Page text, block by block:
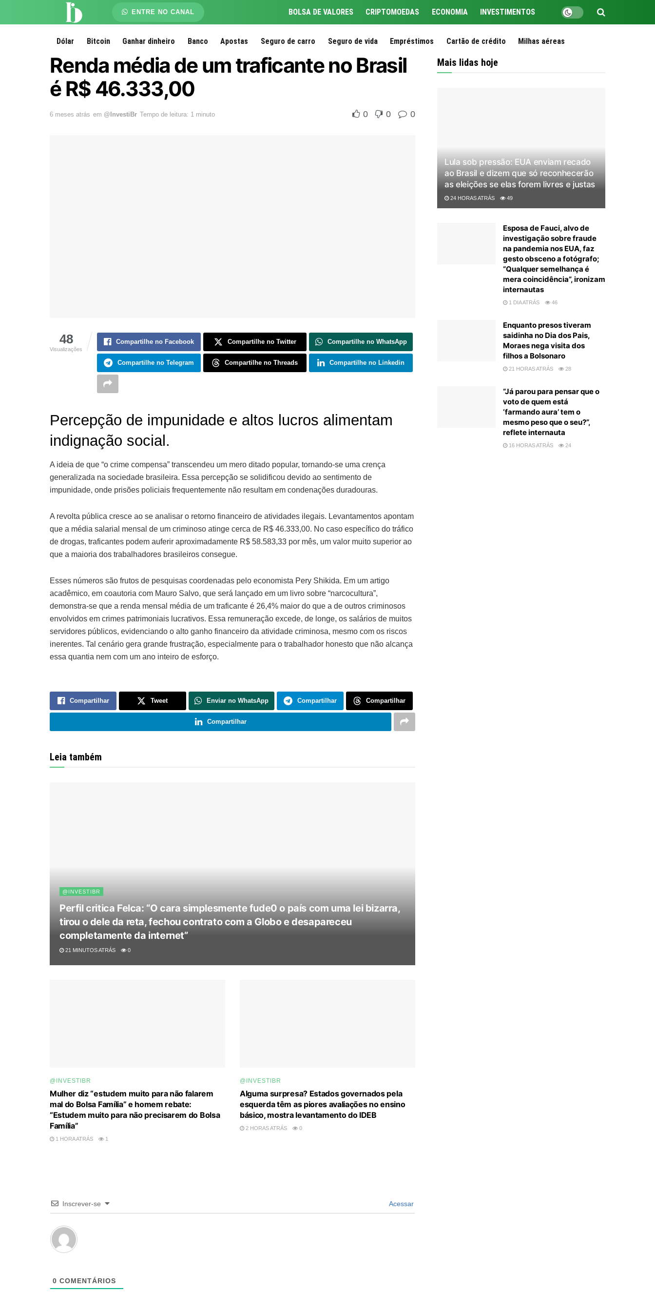
ENTRE NO CANAL BOLSA DE VALORES CRIPTOMOEDAS ECONOMIA INVESTIMENTOS
Dólar Bitcoin Ganhar dinheiro Banco Apostas Seguro de carro Seguro de vida Empréstimos Cartão de crédito Milhas aéreas
Renda média de um traficante no Brasil
é R$ 46.333,00
6 meses atrás em @InvestiBr Tempo de leitura: 1 minuto 0 0 0
48
Visualizações
Compartilhe no Facebook Compartilhe no Twitter Compartilhe no WhatsApp
Compartilhe no Telegram Compartilhe no Threads Compartilhe no Linkedin
Percepção de impunidade e altos lucros alimentam
indignação social.
A ideia de que “o crime compensa” transcendeu um mero ditado popular, tornando-se uma crença
generalizada na sociedade brasileira. Essa percepção se solidificou devido ao sentimento de
impunidade, onde prisões policiais frequentemente não resultam em condenações duradouras.
A revolta pública cresce ao se analisar o retorno financeiro de atividades ilegais. Levantamentos apontam
que a média salarial mensal de um criminoso atinge cerca de R$ 46.333,00. No caso específico do tráfico
de drogas, traficantes podem auferir aproximadamente R$ 58.583,33 por mês, um valor muito superior ao
que a maioria dos trabalhadores brasileiros consegue.
Esses números são frutos de pesquisas coordenadas pelo economista Pery Shikida. Em um artigo
acadêmico, em coautoria com Mauro Salvo, que será lançado em um livro sobre “narcocultura”,
demonstra-se que a renda mensal média de um traficante é 26,4% maior do que a de outros criminosos
envolvidos em crimes patrimoniais lucrativos. Essa remuneração excede, de longe, os salários de muitos
servidores públicos, evidenciando o alto ganho financeiro da atividade criminosa, mesmo com os riscos
inerentes. Tal cenário gera grande frustração, especialmente para o trabalhador honesto que não alcança
essa quantia nem com um ano inteiro de esforço.
Compartilhar Tweet Enviar no WhatsApp Compartilhar Compartilhar
Compartilhar
Leia também
@INVESTIBR
Perfil critica Felca: “O cara simplesmente fude0 o país com uma lei bizarra,
tirou o dele da reta, fechou contrato com a Globo e desapareceu
completamente da internet”
21 MINUTOS ATRÁS 0
@INVESTIBR
Mulher diz “estudem muito para não falarem
mal do Bolsa Família” e homem rebate:
“Estudem muito para não precisarem do Bolsa
Família”
1 HORA ATRÁS 1
@INVESTIBR
Alguma surpresa? Estados governados pela
esquerda têm as piores avaliações no ensino
básico, mostra levantamento do IDEB
2 HORAS ATRÁS 0
Inscrever-se Acessar
0 COMENTÁRIOS
Mais lidas hoje
Lula sob pressão: EUA enviam recado
ao Brasil e dizem que só reconhecerão
as eleições se elas forem livres e justas
24 HORAS ATRÁS 49
Esposa de Fauci, alvo de
investigação sobre fraude
na pandemia nos EUA, faz
gesto obsceno a fotógrafo;
“Qualquer semelhança é
mera coincidência”, ironizam
internautas
1 DIA ATRÁS 46
Enquanto presos tiveram
saidinha no Dia dos Pais,
Moraes nega visita dos
filhos a Bolsonaro
21 HORAS ATRÁS 28
“Já parou para pensar que o
voto de quem está
‘farmando aura’ tem o
mesmo peso que o seu?”,
reflete internauta
16 HORAS ATRÁS 24